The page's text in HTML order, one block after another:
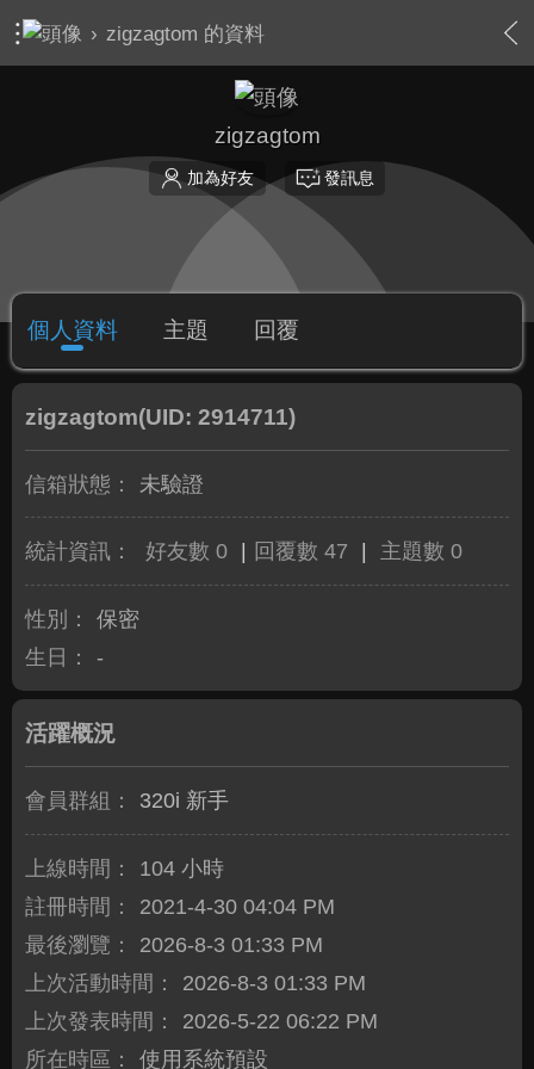
› zigzagtom 的資料
zigzagtom
加為好友 發訊息
個人資料 主題 回覆
zigzagtom(UID: 2914711)
信箱狀態： 未驗證
統計資訊： 好友數 0 回覆數 47 主題數 0
性別：
保密
生日：
-
活躍概況
會員群組： 320i 新手
上線時間：
104 小時
註冊時間：
2021-4-30 04:04 PM
最後瀏覽：
2026-8-3 01:33 PM
上次活動時間：
2026-8-3 01:33 PM
上次發表時間：
2026-5-22 06:22 PM
所在時區：
使用系統預設